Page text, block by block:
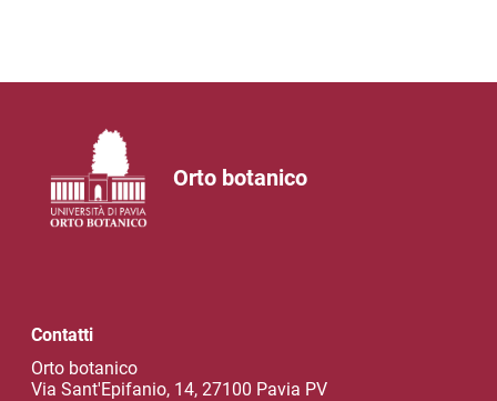
Orto botanico
Contatti
Orto botanico
Via Sant'Epifanio, 14, 27100 Pavia PV